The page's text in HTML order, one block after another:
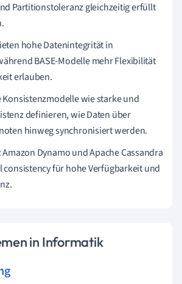
Partitionstoleranz gleichzeitig erfüllt
hohe Datenintegrität in
BASE-Modelle mehr Flexibilität
erlauben.
wie starke und
definieren, wie Daten über
hinweg synchronisiert werden.
Dynamo und Apache Cassandra
consistency für hohe Verfügbarkeit und
in Informatik